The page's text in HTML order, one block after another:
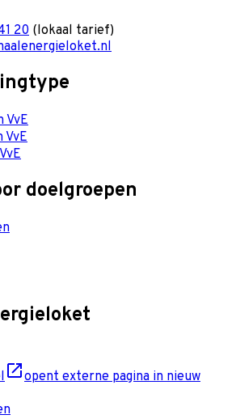
20 (lokaal tarief)
VvE
VvE
doelgroepen
opent externe pagina in nieuw